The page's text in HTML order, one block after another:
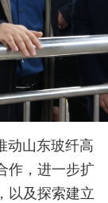
动山东玻纤高
作，进一步扩
以及探索建立